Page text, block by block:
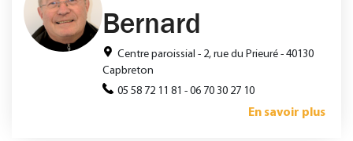
Bernard
Centre paroissial - 2, rue du Prieuré - 40130
Capbreton
05 58 72 11 81 - 06 70 30 27 10
En savoir plus